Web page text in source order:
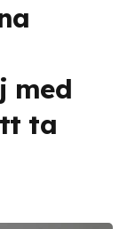
med
ta